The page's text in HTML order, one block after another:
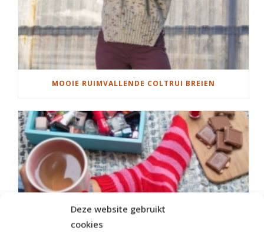
Deze website gebruikt
cookies
MOOIE RUIMVALLENDE COLTRUI BREIEN